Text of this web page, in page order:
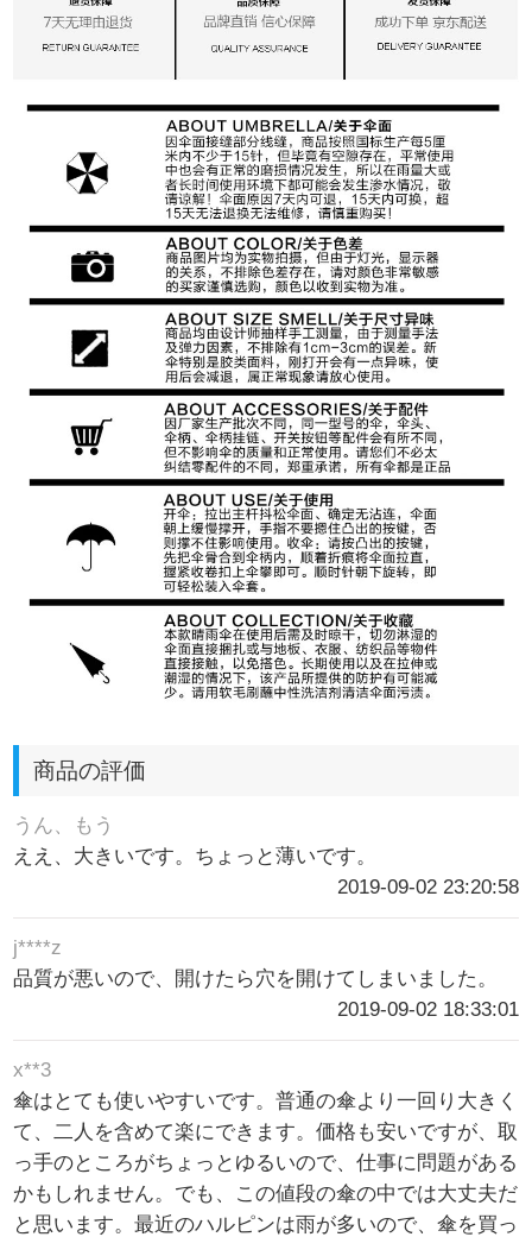
商品の評価
うん、もう
ええ、大きいです。ちょっと薄いです。
2019-09-02 23:20:58
j****z
品質が悪いので、開けたら穴を開けてしまいました。
2019-09-02 18:33:01
x**3
傘はとても使いやすいです。普通の傘より一回り大きく
て、二人を含めて楽にできます。価格も安いですが、取
っ手のところがちょっとゆるいので、仕事に問題がある
かもしれません。でも、この値段の傘の中では大丈夫だ
と思います。最近のハルピンは雨が多いので、傘を買っ